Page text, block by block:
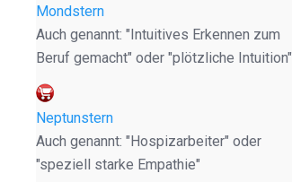
Mondstern
Auch genannt: "Intuitives Erkennen zum
Beruf gemacht" oder "plötzliche Intuition"
Neptunstern
Auch genannt: "Hospizarbeiter" oder
"speziell starke Empathie"